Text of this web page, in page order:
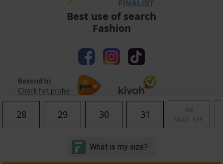
28 29 30 31
Best use of search
Fashion
Algemene voorwaarden | Privacy
© Copyright 2011 - 2026 Soccerfanshop